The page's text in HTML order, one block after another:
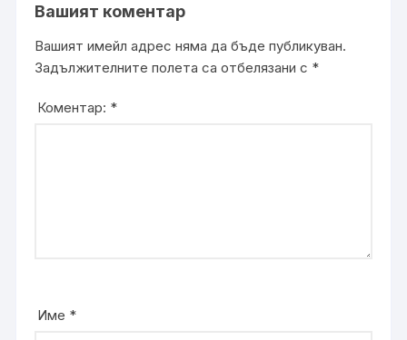
Вашият коментар
Вашият имейл адрес няма да бъде публикуван.
Задължителните полета са отбелязани с *
Коментар: *
Име *